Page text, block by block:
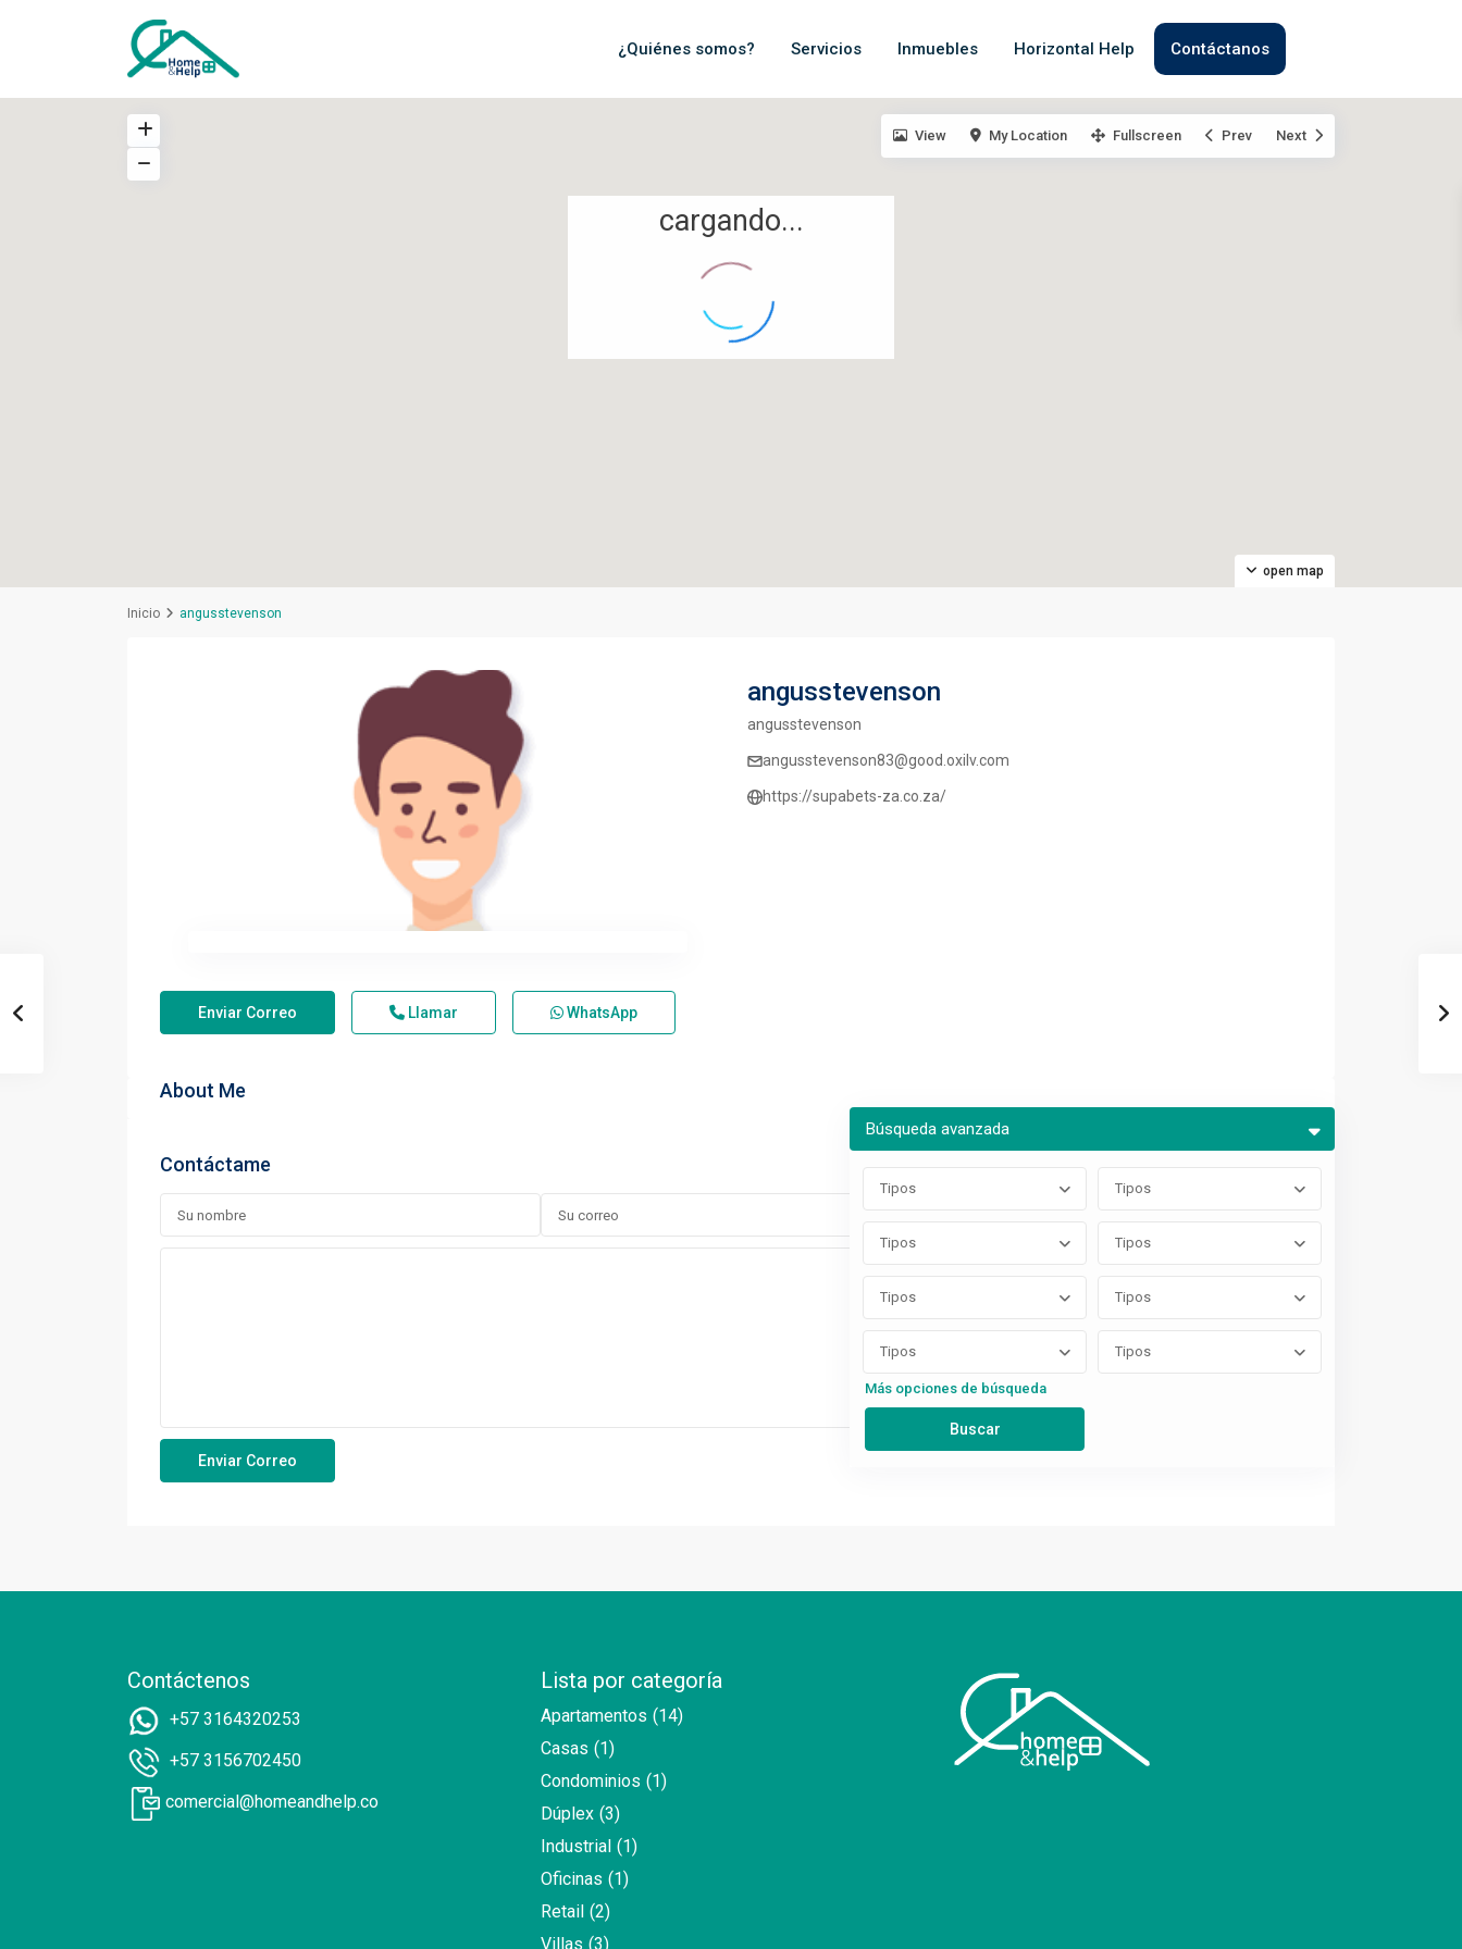
¿Quiénes somos? Servicios Inmuebles Horizontal Help Contáctanos
cargando...
open map
View My Location Fullscreen Prev Next
Búsqueda avanzada
Tipos Tipos
Tipos Tipos
Tipos Tipos
Tipos Tipos
Más opciones de búsqueda
Inicio angusstevenson
angusstevenson
angusstevenson
angusstevenson83@good.oxilv.com
https://supabets-za.co.za/
Enviar Correo Llamar WhatsApp
About Me
Contáctame
Contáctenos
+57 3164320253
+57 3156702450
comercial@homeandhelp.co
Lista por categoría
Apartamentos (14)
Casas (1)
Condominios (1)
Dúplex (3)
Industrial (1)
Oficinas (1)
Retail (2)
Villas (3)